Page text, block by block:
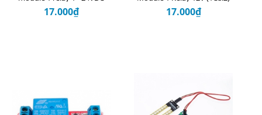
17.000₫ 17.000₫